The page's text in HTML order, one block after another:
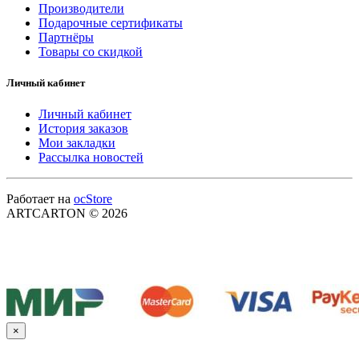
Производители
Подарочные сертификаты
Партнёры
Товары со скидкой
Личный кабинет
Личный кабинет
История заказов
Мои закладки
Рассылка новостей
Работает на ocStore
ARTCARTON © 2026
×